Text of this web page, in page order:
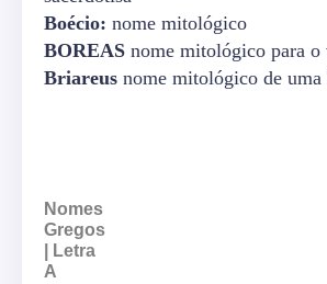
Boécio: nome mitológico
BOREAS nome mitológico para o
Briareus nome mitológico de uma
Nomes
Gregos
| Letra
A